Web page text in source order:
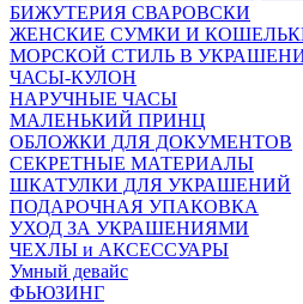
БИЖУТЕРИЯ СВАРОВСКИ
ЖЕНСКИЕ СУМКИ И
МОРСКОЙ СТИЛЬ В
ЧАСЫ-КУЛОН
НАРУЧНЫЕ ЧАСЫ
МАЛЕНЬКИЙ ПРИНЦ
ОБЛОЖКИ ДЛЯ ДОКУМЕНТОВ
СЕКРЕТНЫЕ МАТЕРИАЛЫ
ШКАТУЛКИ ДЛЯ УКРАШЕНИЙ
ПОДАРОЧНАЯ УПАКОВКА
УХОД ЗА УКРАШЕНИЯМИ
ЧEХЛЫ и АКСЕССУАРЫ
Умный девайс
ФЬЮЗИНГ